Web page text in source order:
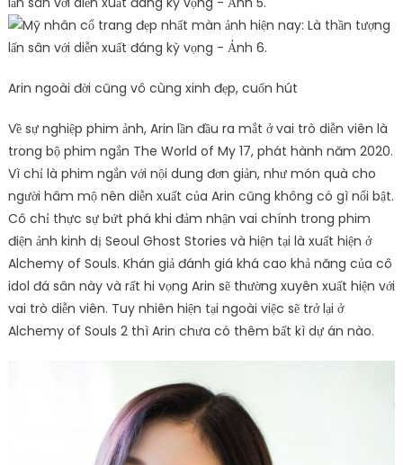
Arin ngoài đời cũng vô cùng xinh đẹp, cuốn hút
Về sự nghiệp phim ảnh, Arin lần đầu ra mắt ở vai trò diễn viên là
trong bộ phim ngắn The World of My 17, phát hành năm 2020.
Vì chỉ là phim ngắn với nội dung đơn giản, như món quà cho
người hâm mộ nên diễn xuất của Arin cũng không có gì nổi bật.
Cô chỉ thực sự bứt phá khi đảm nhận vai chính trong phim
điện ảnh kinh dị Seoul Ghost Stories và hiện tại là xuất hiện ở
Alchemy of Souls. Khán giả đánh giá khá cao khả năng của cô
idol đá sân này và rất hi vọng Arin sẽ thường xuyên xuất hiện với
vai trò diễn viên. Tuy nhiên hiện tại ngoài việc sẽ trở lại ở
Alchemy of Souls 2 thì Arin chưa có thêm bất kì dự án nào.